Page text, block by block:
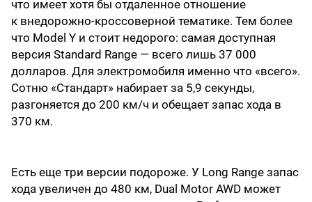
что имеет хотя бы отдаленное отношение
к внедорожно-кроссоверной тематике. Тем более
что Model Y и стоит недорого: самая доступная
версия Standard Range — всего лишь 37 000
долларов. Для электромобиля именно что «всего».
Сотню «Стандарт» набирает за 5,9 секунды,
разгоняется до 200 км/ч и обещает запас хода в
370 км.
Есть еще три версии подороже. У Long Range запас
хода увеличен до 480 км, Dual Motor AWD может